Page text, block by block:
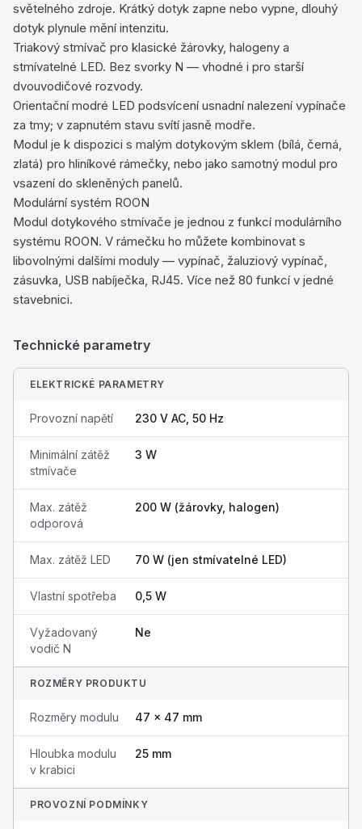
světelného zdroje. Krátký dotyk zapne nebo vypne, dlouhý
dotyk plynule mění intenzitu.
Triakový stmívač pro klasické žárovky, halogeny a
stmívatelné LED. Bez svorky N — vhodné i pro starší
dvouvodičové rozvody.
Orientační modré LED podsvícení usnadní nalezení vypínače
za tmy; v zapnutém stavu svítí jasně modře.
Modul je k dispozici s malým dotykovým sklem (bílá, černá,
zlatá) pro hliníkové rámečky, nebo jako samotný modul pro
vsazení do skleněných panelů.
Modulární systém ROON
Modul dotykového stmívače je jednou z funkcí modulárního
systému ROON. V rámečku ho můžete kombinovat s
libovolnými dalšími moduly — vypínač, žaluziový vypínač,
zásuvka, USB nabíječka, RJ45. Více než 80 funkcí v jedné
stavebnici.
Technické parametry
ELEKTRICKÉ PARAMETRY
Provozní napětí 230 V AC, 50 Hz
Minimální zátěž
stmívače
3 W
Max. zátěž
odporová
200 W (žárovky, halogen)
Max. zátěž LED 70 W (jen stmívatelné LED)
Vlastní spotřeba 0,5 W
Vyžadovaný
vodič N
Ne
ROZMĚRY PRODUKTU
Rozměry modulu 47 × 47 mm
Hloubka modulu
v krabici
25 mm
PROVOZNÍ PODMÍNKY